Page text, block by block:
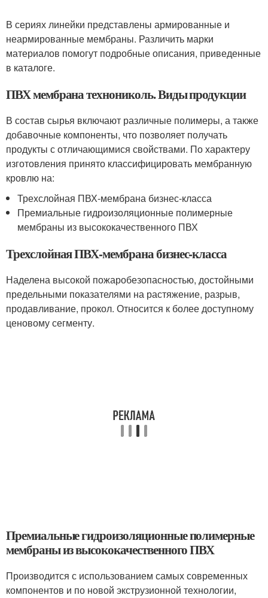
В сериях линейки представлены армированные и
неармированные мембраны. Различить марки
материалов помогут подробные описания, приведенные
в каталоге.
ПВХ мембрана технониколь. Виды продукции
В состав сырья включают различные полимеры, а также
добавочные компоненты, что позволяет получать
продукты с отличающимися свойствами. По характеру
изготовления принято классифицировать мембранную
кровлю на:
Трехслойная ПВХ-мембрана бизнес-класса
Премиальные гидроизоляционные полимерные
мембраны из высококачественного ПВХ
Трехслойная ПВХ-мембрана бизнес-класса
Наделена высокой пожаробезопасностью, достойными
предельными показателями на растяжение, разрыв,
продавливание, прокол. Относится к более доступному
ценовому сегменту.
Премиальные гидроизоляционные полимерные
мембраны из высококачественного ПВХ
Производится с использованием самых современных
компонентов и по новой экструзионной технологии,